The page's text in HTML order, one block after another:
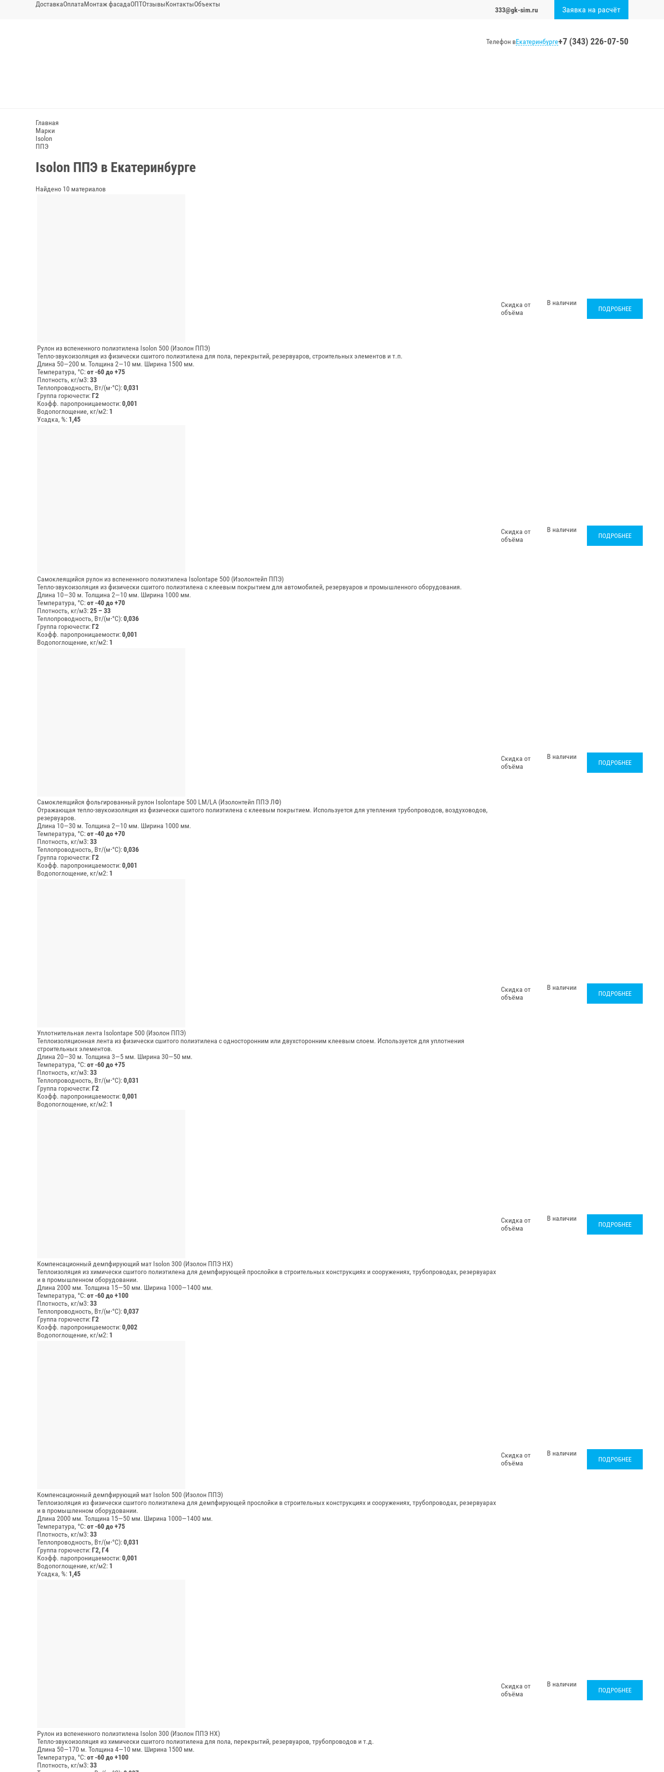
ДоставкаОплатаМонтаж фасадаОПТОтзывыКонтактыОбъекты
333@gk-sim.ru Заявка на расчёт
Телефон вЕкатеринбурге+7 (343) 226-07-50
Главная
Марки
Isolon
ППЭ
Isolon ППЭ в Екатеринбурге
Найдено 10 материалов
Рулон из вспененного полиэтилена Isolon 500 (Изолон ППЭ)
Тепло-звукоизоляция из физически сшитого полиэтилена для пола, перекрытий, резервуаров, строительных элементов и т.п.
Длина 50—200 м. Толщина 2—10 мм. Ширина 1500 мм.
Температура, °C:от -60 до +75
Плотность, кг/м3:33
Теплопроводность, Вт/(м⋅°С):0,031
Группа горючести:Г2
Коэфф. паропроницаемости:0,001
Водопоглощение, кг/м2: 1
Усадка, %: 1,45
Скидка от
объёма
В наличии
ПОДРОБНЕЕ
Самоклеящийся рулон из вспененного полиэтилена Isolontape 500 (Изолонтейп ППЭ)
Тепло-звукоизоляция из физически сшитого полиэтилена с клеевым покрытием для автомобилей, резервуаров и промышленного оборудования.
Длина 10—30 м. Толщина 2—10 мм. Ширина 1000 мм.
Температура, °C:от -40 до +70
Плотность, кг/м3:25 – 33
Теплопроводность, Вт/(м⋅°С):0,036
Группа горючести:Г2
Коэфф. паропроницаемости:0,001
Водопоглощение, кг/м2: 1
Скидка от
объёма
В наличии
ПОДРОБНЕЕ
Самоклеящийся фольгированный рулон Isolontape 500 LM/LA (Изолонтейп ППЭ ЛФ)
Отражающая тепло-звукоизоляция из физически сшитого полиэтилена с клеевым покрытием. Используется для утепления трубопроводов, воздуховодов,
резервуаров.
Длина 10—30 м. Толщина 2—10 мм. Ширина 1000 мм.
Температура, °C:от -40 до +70
Плотность, кг/м3:33
Теплопроводность, Вт/(м⋅°С):0,036
Группа горючести:Г2
Коэфф. паропроницаемости:0,001
Водопоглощение, кг/м2: 1
Скидка от
объёма
В наличии
ПОДРОБНЕЕ
Уплотнительная лента Isolontape 500 (Изолон ППЭ)
Теплоизоляционная лента из физически сшитого полиэтилена с односторонним или двухсторонним клеевым слоем. Используется для уплотнения
строительных элементов.
Длина 20—30 м. Толщина 3—5 мм. Ширина 30—50 мм.
Температура, °C:от -60 до +75
Плотность, кг/м3:33
Теплопроводность, Вт/(м⋅°С):0,031
Группа горючести:Г2
Коэфф. паропроницаемости:0,001
Водопоглощение, кг/м2: 1
Скидка от
объёма
В наличии
ПОДРОБНЕЕ
Компенсационный демпфирующий мат Isolon 300 (Изолон ППЭ НХ)
Теплоизоляция из химически сшитого полиэтилена для демпфирующей прослойки в строительных конструкциях и сооружениях, трубопроводах, резервуарах
и в промышленном оборудовании.
Длина 2000 мм. Толщина 15—50 мм. Ширина 1000—1400 мм.
Температура, °C:от -60 до +100
Плотность, кг/м3:33
Теплопроводность, Вт/(м⋅°С):0,037
Группа горючести:Г2
Коэфф. паропроницаемости:0,002
Водопоглощение, кг/м2: 1
Скидка от
объёма
В наличии
ПОДРОБНЕЕ
Компенсационный демпфирующий мат Isolon 500 (Изолон ППЭ)
Теплоизоляция из физически сшитого полиэтилена для демпфирующей прослойки в строительных конструкциях и сооружениях, трубопроводах, резервуарах
и в промышленном оборудовании.
Длина 2000 мм. Толщина 15—50 мм. Ширина 1000—1400 мм.
Температура, °C:от -60 до +75
Плотность, кг/м3:33
Теплопроводность, Вт/(м⋅°С):0,031
Группа горючести:Г2, Г4
Коэфф. паропроницаемости:0,001
Водопоглощение, кг/м2: 1
Усадка, %: 1,45
Скидка от
объёма
В наличии
ПОДРОБНЕЕ
Рулон из вспененного полиэтилена Isolon 300 (Изолон ППЭ НХ)
Тепло-звукоизоляция из химически сшитого полиэтилена для пола, перекрытий, резервуаров, трубопроводов и т.д.
Длина 50—170 м. Толщина 4—10 мм. Ширина 1500 мм.
Температура, °C:от -60 до +100
Плотность, кг/м3:33
Скидка от
объёма
В наличии
ПОДРОБНЕЕ